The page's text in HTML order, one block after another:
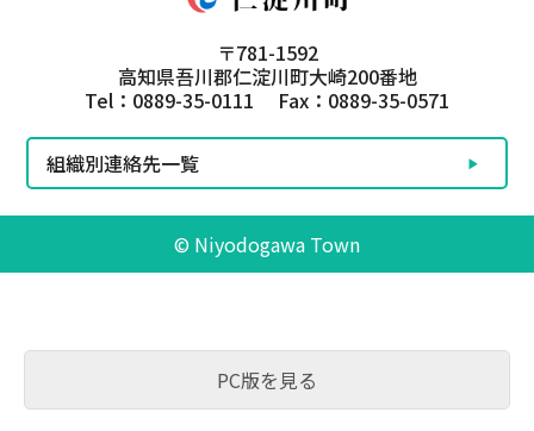
〒781-1592
高知県吾川郡仁淀川町大崎200番地
Tel：0889-35-0111 Fax：0889-35-0571
組織別連絡先一覧
© Niyodogawa Town
PC版を見る